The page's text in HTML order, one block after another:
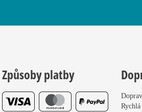
Způsoby platby